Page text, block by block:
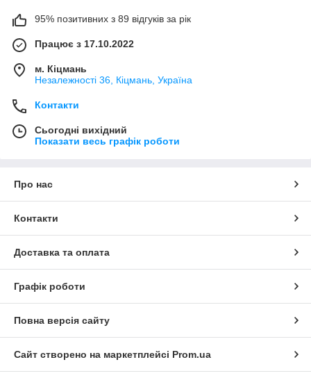
95% позитивних з 89 відгуків за рік
Працює з 17.10.2022
м. Кіцмань
Незалежності 36, Кіцмань, Україна
Контакти
Сьогодні вихідний
Показати весь графік роботи
Про нас
Контакти
Доставка та оплата
Графік роботи
Повна версія сайту
Сайт створено на маркетплейсі Prom.ua